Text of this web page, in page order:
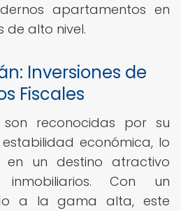
apartamentos en
de alto nivel.
Inversiones de
Fiscales
reconocidas por su
económica, lo
en un destino atractivo
Con un
a la gama alta, este